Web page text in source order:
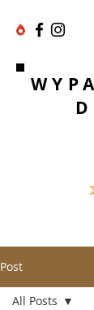
Post
All Posts